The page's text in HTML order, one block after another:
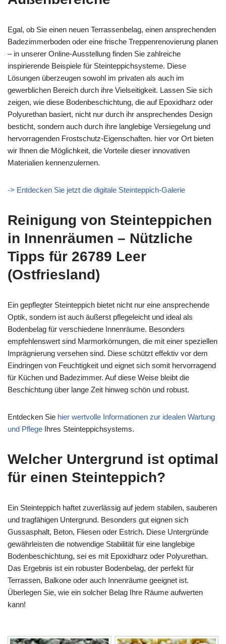
Egal, ob Sie einen neuen Terrassenbelag, einen ansprechenden
Badezimmerboden oder eine frische Treppenrenovierung planen
– in unserer Online-Ausstellung finden Sie zahlreiche
inspirierende Beispiele für Steinteppichsysteme. Diese
Lösungen überzeugen sowohl im privaten als auch im
gewerblichen Bereich durch ihre Vielseitigkeit. Lassen Sie sich
zeigen, wie diese Bodenbeschichtung, die auf Epoxidharz oder
Polyurethan basiert, nicht nur durch ihr ansprechendes Design
besticht, sondern auch durch ihre langlebige Versiegelung und
hervorragenden Frostschutz-Eigenschaften. hier vor Ort bieten
wir Ihnen die Möglichkeit, die Vorteile dieser innovativen
Materialien kennenzulernen.
-> Entdecken Sie jetzt die digitale Steinteppich-Galerie
Reinigung von Steinteppichen
in Innenräumen – Nützliche
Tipps für 26789 Leer
(Ostfriesland)
Ein gepflegter Steinteppich bietet nicht nur eine ansprechende
Optik, sondern ist auch äußerst pflegeleicht und ideal als
Bodenbelag für verschiedene Innenräume. Besonders
empfehlenswert sind Marmorkörnungen, die mit einer speziellen
Imprägnierung versehen sind. Diese schützt effektiv vor dem
Eindringen von Feuchtigkeit und eignet sich somit hervorragend
für Küchen und Badezimmer. Auf diese Weise bleibt die
Beschichtung über lange Zeit hinweg schön und robust.
Entdecken Sie hier wertvolle Informationen zur idealen Wartung
und Pflege Ihres Steinteppichsystems.
Welcher Untergrund ist optimal
für einen Steinteppich?
Ein Steinteppich haftet zuverlässig auf jedem stabilen, sauberen
und tragfähigen Untergrund. Besonders gut eignen sich
Gussasphalt, Beton, Fliesen oder Estrich. Diese Untergründe
gewährleisten die notwendige Stabilität für eine langlebige
Bodenbeschichtung, sei es mit Epoxidharz oder Polyurethan.
Das Ergebnis ist ein robuster Bodenbelag, der perfekt für
Terrassen, Balkone oder auch Innenräume geeignet ist.
Überlegen Sie, wie ein solcher Belag Ihre Räume aufwerten
kann!